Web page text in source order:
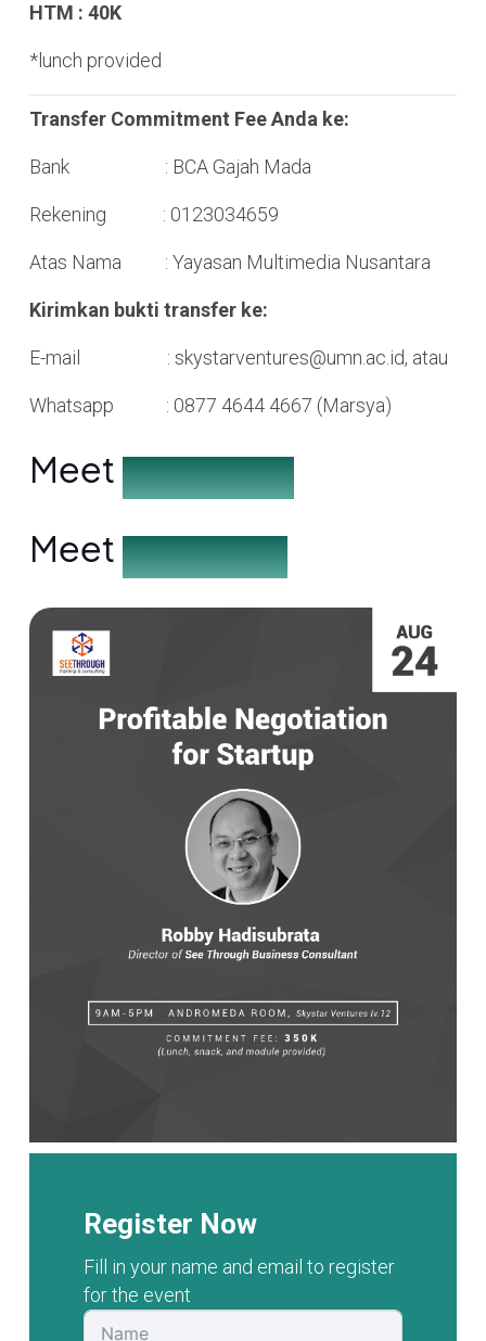
HTM : 40K
*lunch provided
Transfer Commitment Fee Anda ke:
Bank : BCA Gajah Mada
Rekening : 0123034659
Atas Nama : Yayasan Multimedia Nusantara
Kirimkan bukti transfer ke:
E-mail : skystarventures@umn.ac.id, atau
Whatsapp : 0877 4644 4667 (Marsya)
Meet the Speakers
Meet the Partners
Register Now
Fill in your name and email to register
for the event